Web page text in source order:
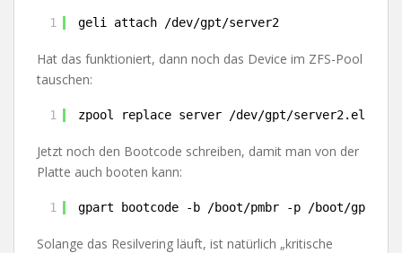
1 geli attach /dev/gpt/server2
Hat das funktioniert, dann noch das Device im ZFS-Pool
tauschen:
1 zpool replace server /dev/gpt/server2.eli
Jetzt noch den Bootcode schreiben, damit man von der
Platte auch booten kann:
1 gpart bootcode -b /boot/pmbr -p /boot/
Solange das Resilvering läuft, ist natürlich „kritische